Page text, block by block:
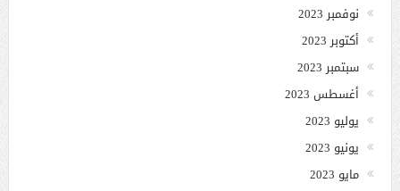
نوفمبر 2023
أكتوبر 2023
سبتمبر 2023
أغسطس 2023
يوليو 2023
يونيو 2023
مايو 2023